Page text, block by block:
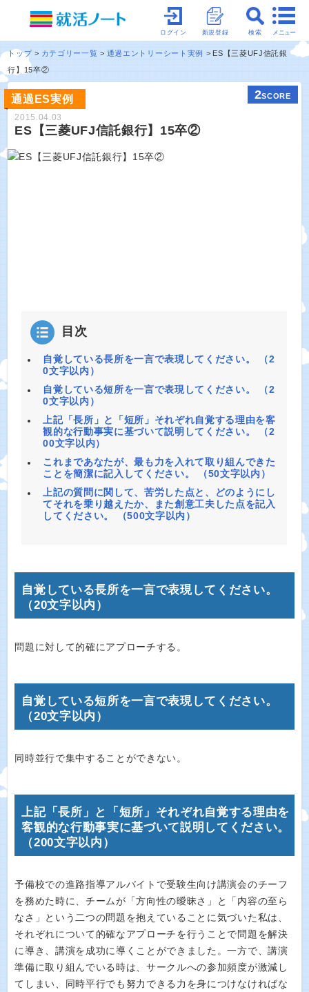
メニュー
検索
新規登録
ログイン
トップ カテゴリー一覧 通過エントリーシート実例
ES【三菱UFJ信託銀
行】15卒②
通過ES実例 2SCORE
2015.04.03
ES【三菱UFJ信託銀行】15卒②
目次
自覚している長所を一言で表現してください。 （2
0文字以内）
自覚している短所を一言で表現してください。 （2
0文字以内）
上記「長所」と「短所」それぞれ自覚する理由を客
観的な行動事実に基づいて説明してください。 （2
00文字以内）
これまであなたが、最も力を入れて取り組んできた
ことを簡潔に記入してください。 （50文字以内）
上記の質問に関して、苦労した点と、どのようにし
てそれを乗り越えたか、また創意工夫した点を記入
してください。 （500文字以内）
自覚している長所を一言で表現してください。
（20文字以内）
問題に対して的確にアプローチする。
自覚している短所を一言で表現してください。
（20文字以内）
同時並行で集中することができない。
上記「長所」と「短所」それぞれ自覚する理由を
客観的な行動事実に基づいて説明してください。
（200文字以内）
予備校での進路指導アルバイトで受験生向け講演会のチーフ
を務めた時に、チームが「方向性の曖昧さ」と「内容の至ら
なさ」という二つの問題を抱えていることに気づいた私は、
それぞれについて的確なアプローチを行うことで問題を解決
に導き、講演を成功に導くことができました。一方で、講演
準備に取り組んでいる時は、サークルへの参加頻度が激減し
てしまい、同時平行でも努力できる力を身につけなければな